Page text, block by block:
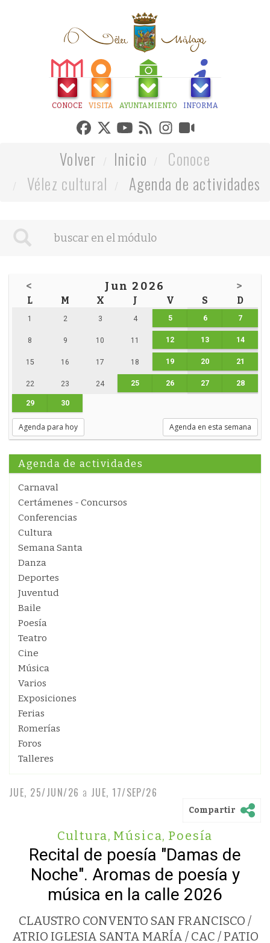
CONOCE VISITA AYUNTAMIENTO INFORMA
Volver Inicio
Conoce
Vélez cultural
Agenda de actividades
< Jun 2026 >
L M X J V S D
1 2 3 4 5 6 7
8 9 10 11 12 13 14
15 16 17 18 19 20 21
22 23 24 25 26 27 28
29 30
Agenda para hoy Agenda en esta semana
Agenda de actividades
Carnaval
Certámenes - Concursos
Conferencias
Cultura
Semana Santa
Danza
Deportes
Juventud
Baile
Poesía
Teatro
Cine
Música
Varios
Exposiciones
Ferias
Romerías
Foros
Talleres
JUE, 25/JUN/26 a JUE, 17/SEP/26
Compartir
Cultura, Música, Poesía
Recital de poesía "Damas de
Noche". Aromas de poesía y
música en la calle 2026
CLAUSTRO CONVENTO SAN FRANCISCO /
ATRIO IGLESIA SANTA MARÍA / CAC / PATIO